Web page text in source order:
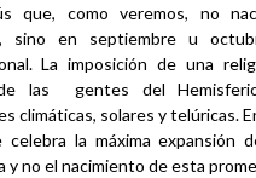
que, como veremos, no
sino en septiembre u
La imposición de una
de las gentes del
climáticas, solares y telúricas.
celebra la máxima expansión
y no el nacimiento de esta